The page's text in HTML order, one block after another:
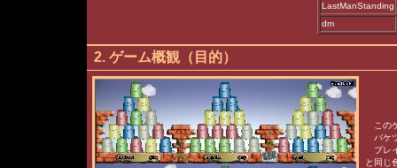
LastManStanding
dm
2. ゲーム概観（目的）
この
バケ
プレ
と同じ